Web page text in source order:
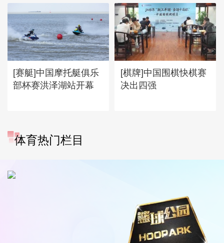
[赛艇]中国摩托艇俱乐
部杯赛洪泽湖站开幕
[棋牌]中国围棋快棋赛
决出四强
体育热门栏目